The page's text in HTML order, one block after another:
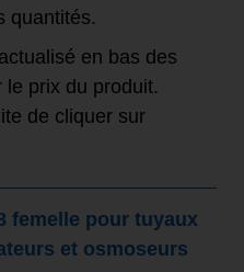
quantités.
en bas des
le prix du produit.
de cliquer sur
femelle pour tuyaux
et osmoseurs